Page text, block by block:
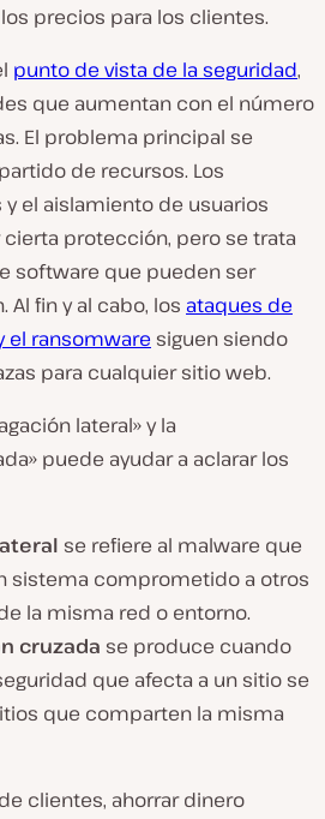
precios para los clientes.
punto de vista de la seguridad,
que aumentan con el número
El problema principal se
de recursos. Los
el aislamiento de usuarios
protección, pero se trata
software que pueden ser
fin y al cabo, los ataques de
el ransomware siguen siendo
para cualquier sitio web.
lateral» y la
puede ayudar a aclarar los
se refiere al malware que
sistema comprometido a otros
la misma red o entorno.
cruzada se produce cuando
que afecta a un sitio se
que comparten la misma
clientes, ahorrar dinero